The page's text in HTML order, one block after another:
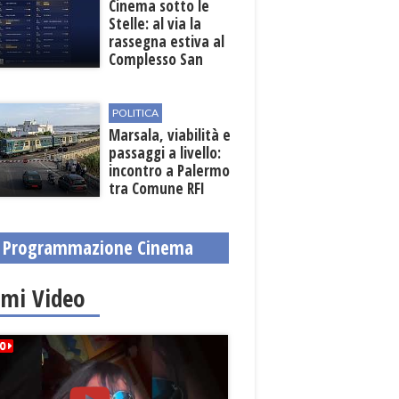
Cinema sotto le
Stelle: al via la
rassegna estiva al
Complesso San
POLITICA
Marsala, viabilità e
passaggi a livello:
incontro a Palermo
tra Comune RFI
Programmazione Cinema
Video